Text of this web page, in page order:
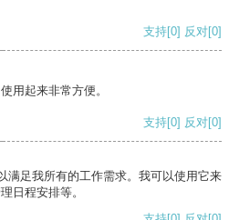
支持[0] 反对[0]
用起来非常方便。
支持[0] 反对[0]
满足我所有的工作需求。我可以使用它来
日程安排等。